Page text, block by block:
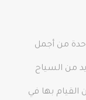
من أجمل
من السياح
القيام بها في